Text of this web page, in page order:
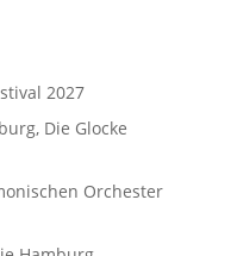
2027
Die Glocke
Orchester